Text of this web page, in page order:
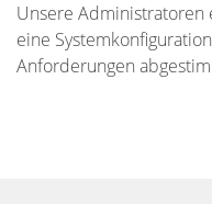
Unsere Administratoren
eine
Anforderungen